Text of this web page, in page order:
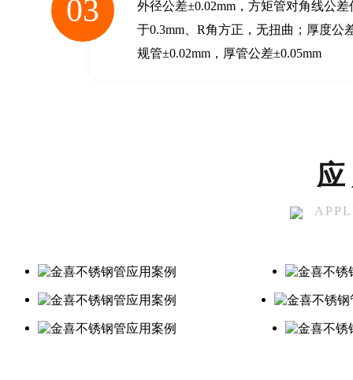
03
外径公差±0.02mm，方矩管对角线公差
于0.3mm、R角方正，无扭曲；厚度公
规管±0.02mm，厚管公差±0.05mm